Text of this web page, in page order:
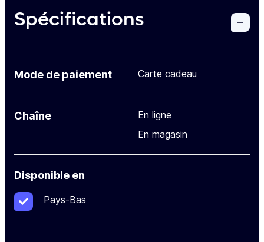
Spécifications
Mode de paiement Carte cadeau
Chaîne
En ligne
En magasin
Disponible en
Pays-Bas